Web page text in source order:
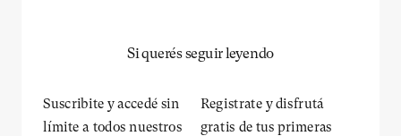
Si querés seguir leyendo
Suscribite y accedé sin
límite a todos nuestros
Registrate y disfrutá
gratis de tus primeras